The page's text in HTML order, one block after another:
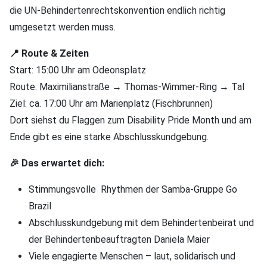
die UN-Behindertenrechtskonvention endlich richtig
umgesetzt werden muss.
📍 Route & Zeiten
Start: 15:00 Uhr am Odeonsplatz
Route: Maximilianstraße → Thomas-Wimmer-Ring → Tal
Ziel: ca. 17:00 Uhr am Marienplatz (Fischbrunnen)
Dort siehst du Flaggen zum Disability Pride Month und am
Ende gibt es eine starke Abschlusskundgebung.
🎉 Das erwartet dich:
Stimmungsvolle Rhythmen der Samba-Gruppe Go
Brazil
Abschlusskundgebung mit dem Behindertenbeirat und
der Behindertenbeauftragten Daniela Maier
Viele engagierte Menschen – laut, solidarisch und